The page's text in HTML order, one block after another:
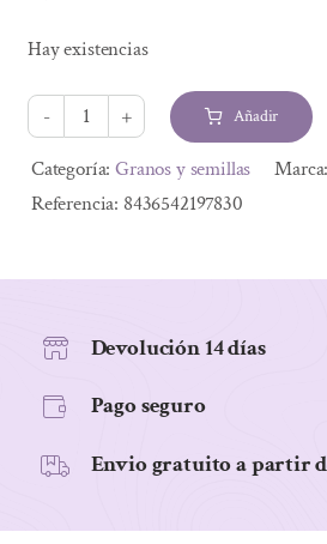
Hay existencias
LINO
MARRON
MOLIDO,
CHIA
150G
Añadir
Alternative:
Categoría:Granos y semillas
Referencia: 8436542197830
Devolución 14 días
Pago seguro
Envio gratuito a partir